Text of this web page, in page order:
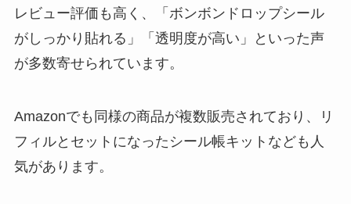
レビュー評価も高く、「ボンボンドロップシール
がしっかり貼れる」「透明度が高い」といった声
が多数寄せられています。
Amazonでも同様の商品が複数販売されており、リ
フィルとセットになったシール帳キットなども人
気があります。